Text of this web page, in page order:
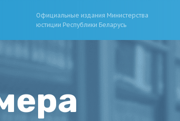
Официальные издания Министерства
юстиции Республики Беларусь